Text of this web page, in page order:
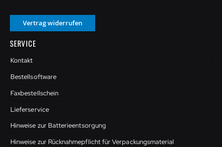
Vertrag widerrufen
SERVICE
Kontakt
Bestellsoftware
Faxbestellschein
Lieferservice
Hinweise zur Batterieentsorgung
Hinweise zur Rücknahmepflicht für Verpackungsmaterial